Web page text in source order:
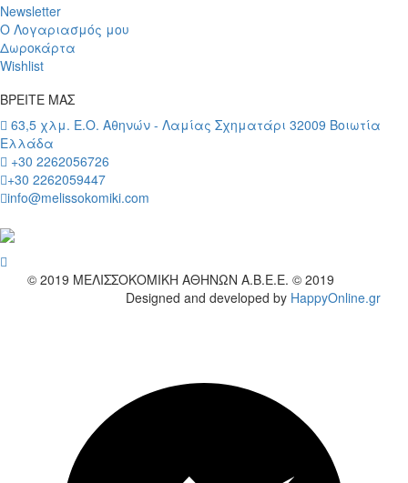
Newsletter
Ο Λογαριασμός μου
Δωροκάρτα
Wishlist
ΒΡΕΙΤΕ ΜΑΣ
63,5 χλμ. Ε.Ο. Αθηνών - Λαμίας Σχηματάρι 32009 Βοιωτία
Ελλάδα
+30 2262056726
+30 2262059447
info@melissokomiki.com
wish
© 2019 ΜΕΛΙΣΣΟΚΟΜΙΚΗ ΑΘΗΝΩΝ Α.Β.Ε.Ε. © 2019
Designed and developed by HappyOnline.gr